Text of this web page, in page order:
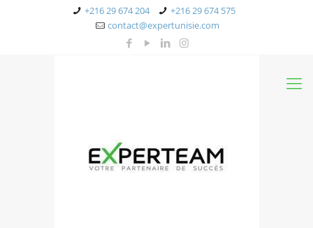
+216 29 674 204
+216 29 674 575
contact@expertunisie.com